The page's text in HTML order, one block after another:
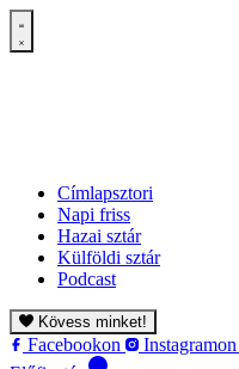
Címlapsztori
Napi friss
Hazai sztár
Külföldi sztár
Podcast
Kövess minket!
Facebookon Instagramon